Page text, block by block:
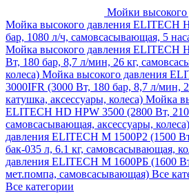
Мойки высокого
Мойка высокого давления ELITECH
бар, 1080 л/ч, самовсасывающая, 5
Мойка высокого давления ELITECH
Вт, 180 бар, 8,7 л/мин, 26 кг,
колеса) Мойка высокого давления
3000IFR (3000 Вт, 180 бар, 8,7 л/мин,
катушка, аксессуары, колеса) Мойка
ELITECH HD HPW 3500 (2800 Вт,
самовсасывающая, аксессуары, колеса)
давления ELITECH M 1500P2 (1500
бак-035 л, 6.1 кг, самовсасывающая,
давления ELITECH М 1600РБ (1600
мет.помпа, самовсасывающая) Все
Все категории